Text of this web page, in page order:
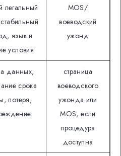
легальный
язык и
условия
MOS/
воеводский
ужонд
данных,
срока
потеря,
страница
воеводского
ужонда или
MOS, если
процедура
доступна